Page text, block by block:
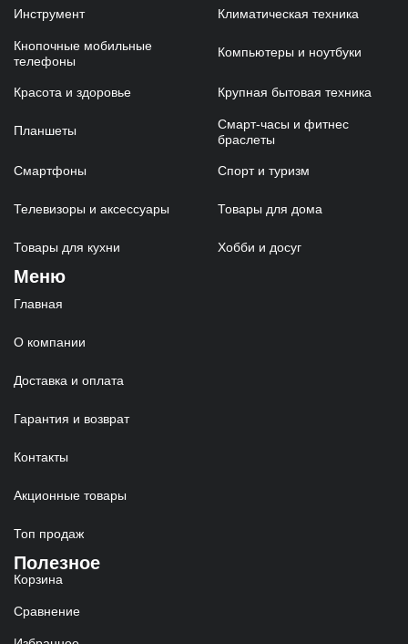
Инструмент Климатическая техника
Кнопочные мобильные
телефоны
Компьютеры и ноутбуки
Красота и здоровье Крупная бытовая техника
Планшеты
Смарт-часы и фитнес
браслеты
Смартфоны Спорт и туризм
Телевизоры и аксессуары Товары для дома
Товары для кухни Хобби и досуг
Меню
Главная
О компании
Доставка и оплата
Гарантия и возврат
Контакты
Акционные товары
Топ продаж
Полезное
Корзина
Сравнение